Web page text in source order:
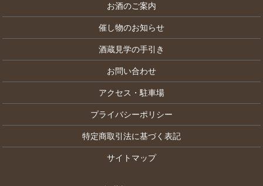
お酒のご案内
催し物のお知らせ
酒蔵見学の手引き
お問い合わせ
アクセス・駐車場
プライバシーポリシー
特定商取引法に基づく表記
サイトマップ